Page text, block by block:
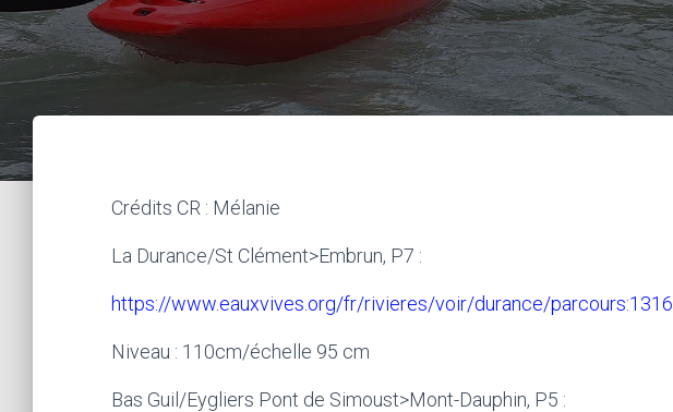
Crédits CR : Mélanie
La Durance/St Clément>Embrun, P7 :
https://www.eauxvives.org/fr/rivieres/voir/durance/parcours:1316
Niveau : 110cm/échelle 95 cm
Bas Guil/Eygliers Pont de Simoust>Mont-Dauphin, P5 :